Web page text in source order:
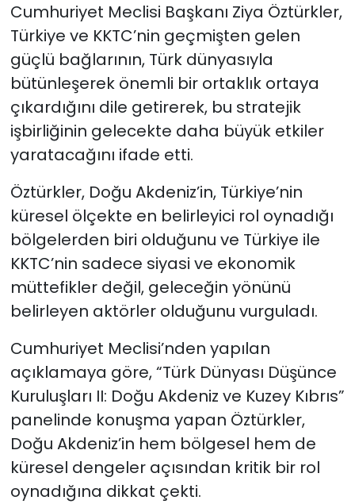
Cumhuriyet Meclisi Başkanı Ziya Öztürkler,
Türkiye ve KKTC’nin geçmişten gelen
güçlü bağlarının, Türk dünyasıyla
bütünleşerek önemli bir ortaklık ortaya
çıkardığını dile getirerek, bu stratejik
işbirliğinin gelecekte daha büyük etkiler
yaratacağını ifade etti.
Öztürkler, Doğu Akdeniz’in, Türkiye’nin
küresel ölçekte en belirleyici rol oynadığı
bölgelerden biri olduğunu ve Türkiye ile
KKTC’nin sadece siyasi ve ekonomik
müttefikler değil, geleceğin yönünü
belirleyen aktörler olduğunu vurguladı.
Cumhuriyet Meclisi’nden yapılan
açıklamaya göre, “Türk Dünyası Düşünce
Kuruluşları II: Doğu Akdeniz ve Kuzey Kıbrıs”
panelinde konuşma yapan Öztürkler,
Doğu Akdeniz’in hem bölgesel hem de
küresel dengeler açısından kritik bir rol
oynadığına dikkat çekti.
Spor
Teknoloji
TÜRKiYE
Video Galeri
YAŞAM
Yazarlar